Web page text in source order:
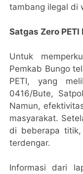
tambang ilegal di
Satgas Zero
Untuk
Pemkab Bungo
PETI, yang
0416/Bute,
Namun,
masyarakat.
di beberapa
terdengar.
Informasi dari